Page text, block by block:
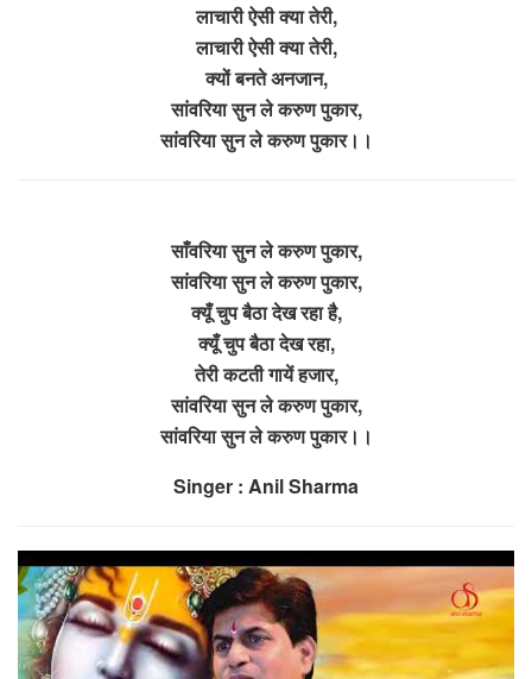
लाचारी ऐसी क्या तेरी,
लाचारी ऐसी क्या तेरी,
क्यों बनते अनजान,
सांवरिया सुन ले करुण पुकार,
सांवरिया सुन ले करुण पुकार।।
साँवरिया सुन ले करुण पुकार,
सांवरिया सुन ले करुण पुकार,
क्यूँ चुप बैठा देख रहा है,
क्यूँ चुप बैठा देख रहा,
तेरी कटती गायें हजार,
सांवरिया सुन ले करुण पुकार,
सांवरिया सुन ले करुण पुकार।।
Singer : Anil Sharma